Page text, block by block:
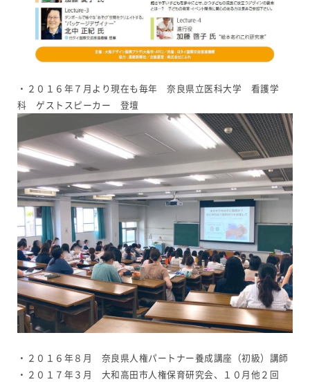
・２０１６年７月より現在も毎年 奈良県立医科大学 看護学
科 ゲストスピーカー 登壇
・２０１６年８月 奈良県人権パートナー養成講座（初級）講師
・２０１７年３月 大和高田市人権保育研究会、１０月他２回